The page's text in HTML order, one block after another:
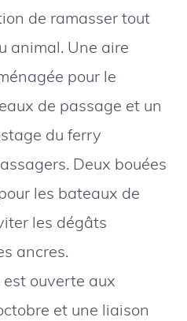
de ramasser tout
animal. Une aire
pour le
de passage et un
du ferry
Deux bouées
les bateaux de
les dégâts
ancres.
est ouverte aux
et une liaison